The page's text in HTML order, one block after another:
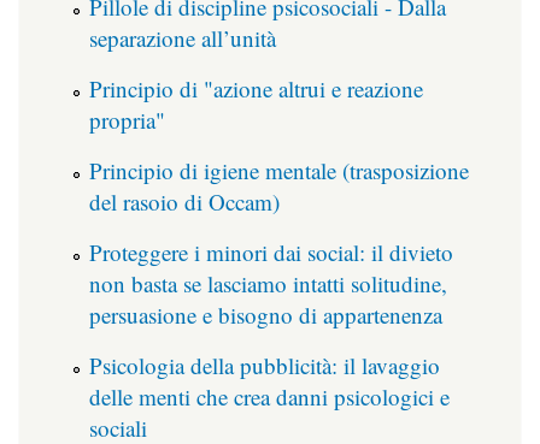
Pillole di discipline psicosociali - Dalla
separazione all’unità
Principio di "azione altrui e reazione
propria"
Principio di igiene mentale (trasposizione
del rasoio di Occam)
Proteggere i minori dai social: il divieto
non basta se lasciamo intatti solitudine,
persuasione e bisogno di appartenenza
Psicologia della pubblicità: il lavaggio
delle menti che crea danni psicologici e
sociali